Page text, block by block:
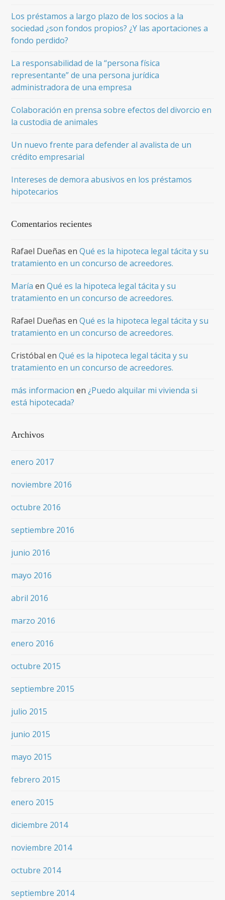
Los préstamos a largo plazo de los socios a la
sociedad ¿son fondos propios? ¿Y las aportaciones a
fondo perdido?
La responsabilidad de la “persona física
representante” de una persona jurídica
administradora de una empresa
Colaboración en prensa sobre efectos del divorcio en
la custodia de animales
Un nuevo frente para defender al avalista de un
crédito empresarial
Intereses de demora abusivos en los préstamos
hipotecarios
Comentarios recientes
Rafael Dueñas enQué es la hipoteca legal tácita y su
tratamiento en un concurso de acreedores.
María enQué es la hipoteca legal tácita y su
tratamiento en un concurso de acreedores.
Rafael Dueñas enQué es la hipoteca legal tácita y su
tratamiento en un concurso de acreedores.
Cristóbal enQué es la hipoteca legal tácita y su
tratamiento en un concurso de acreedores.
más informacion en¿Puedo alquilar mi vivienda si
está hipotecada?
Archivos
enero 2017
noviembre 2016
octubre 2016
septiembre 2016
junio 2016
mayo 2016
abril 2016
marzo 2016
enero 2016
octubre 2015
septiembre 2015
julio 2015
junio 2015
mayo 2015
febrero 2015
enero 2015
diciembre 2014
noviembre 2014
octubre 2014
septiembre 2014